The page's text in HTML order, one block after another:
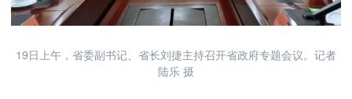
19日上午，省委副书记、省长刘捷主持召开省政府专题会议。记者
陆乐 摄